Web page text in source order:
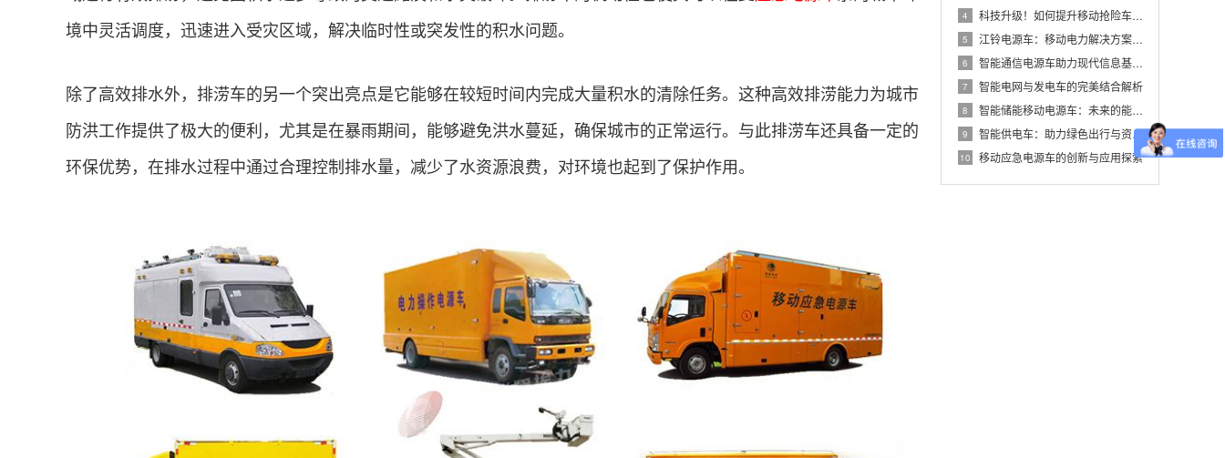
4 科技升级！如何提升移动抢险车的效率
5 江铃电源车：移动电力解决方案的新时代
6 智能通信电源车助力现代信息基础设施
7 智能电网与发电车的完美结合解析
8 智能储能移动电源车：未来的能源解决方案
9 智能供电车：助力绿色出行与资源优化
10 移动应急电源车的创新与应用探索
境中灵活调度，迅速进入受灾区域，解决临时性或突发性的积水问题。
除了高效排水外，排涝车的另一个突出亮点是它能够在较短时间内完成大量积水的清除任务。这种高效排涝能力为城市
防洪工作提供了极大的便利，尤其是在暴雨期间，能够避免洪水蔓延，确保城市的正常运行。与此排涝车还具备一定的
环保优势，在排水过程中通过合理控制排水量，减少了水资源浪费，对环境也起到了保护作用。